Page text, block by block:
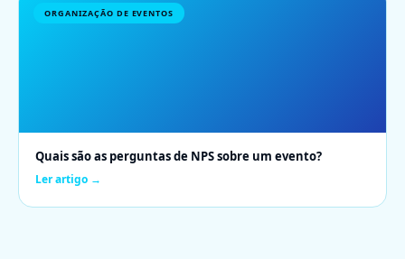
ORGANIZAÇÃO DE EVENTOS
Quais são as perguntas de NPS sobre um evento?
Ler artigo →